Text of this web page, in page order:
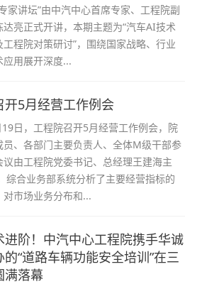
家讲坛”由中汽中心首席专家、工程院副
达亮正式开讲，本期主题为“汽车AI技术
工程院对策研讨”，围绕国家战略、行业
应用展开深度...
开5月经营工作例会
日，工程院召开5月经营工作例会，院
员、各部门主要负责人、全体M级干部参
议由工程院党委书记、总经理王建海主
综合业务部系统分析了主要经营指标的
对市场业务分布和...
进阶！中汽中心工程院携手华诚
“道路车辆功能安全培训”在三
满落幕